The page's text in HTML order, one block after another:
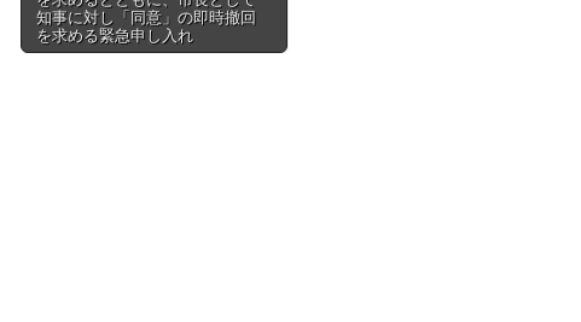
知事に対し「同意」の即時撤回
を求める緊急申し入れ